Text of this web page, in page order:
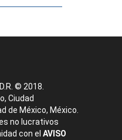
© 2018.
Ciudad
de México, México.
no lucrativos
con el AVISO